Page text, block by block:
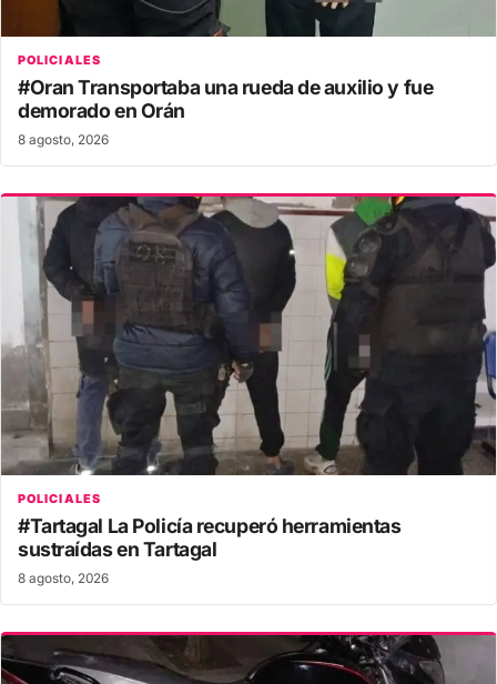
POLICIALES
#Oran Transportaba una rueda de auxilio y fue
demorado en Orán
8 agosto, 2026
POLICIALES
#Tartagal La Policía recuperó herramientas
sustraídas en Tartagal
8 agosto, 2026